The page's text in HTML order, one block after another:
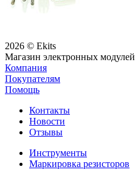
2026 © Ekits
Магазин электронных модулей
Компания
Покупателям
Помощь
Контакты
Новости
Отзывы
Инструменты
Маркировка резисторов